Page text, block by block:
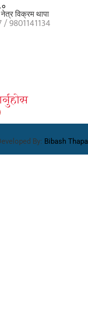
विक्रम थापा
9801141134
By: Bibash Thapa